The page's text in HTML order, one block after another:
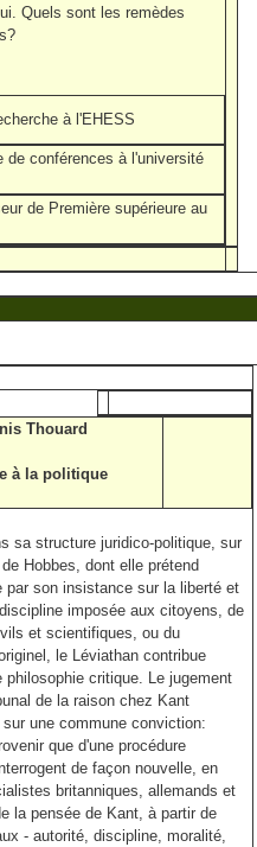
Quels sont les remèdes
à l'EHESS
de conférences à l'université
de Première supérieure au
Thouard
à la politique
sa structure juridico-politique, sur
Hobbes, dont elle prétend
par son insistance sur la liberté et
imposée aux citoyens, de
et scientifiques, ou du
le Léviathan contribue
critique. Le jugement
de la raison chez Kant
une commune conviction:
que d'une procédure
de façon nouvelle, en
britanniques, allemands et
la pensée de Kant, à partir de
- autorité, discipline, moralité,